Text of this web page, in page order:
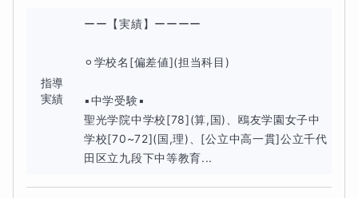
高校に入ってつまづく⁉︎なんてないように綺麗に積み上げ
その子の目標に合わせて、ベーシックから即受験のハイレ
ベルまで、対応できます！
指導
実績
ーー【実績】ーーーー
⚪︎学校名[偏差値](担当科目)
▪︎中学受験▪︎
聖光学院中学校[78](算,国)、鴎友学園女子中
学校[70~72](国,理)、[公立中高一貫]公立千代
田区立九段下中等教育...